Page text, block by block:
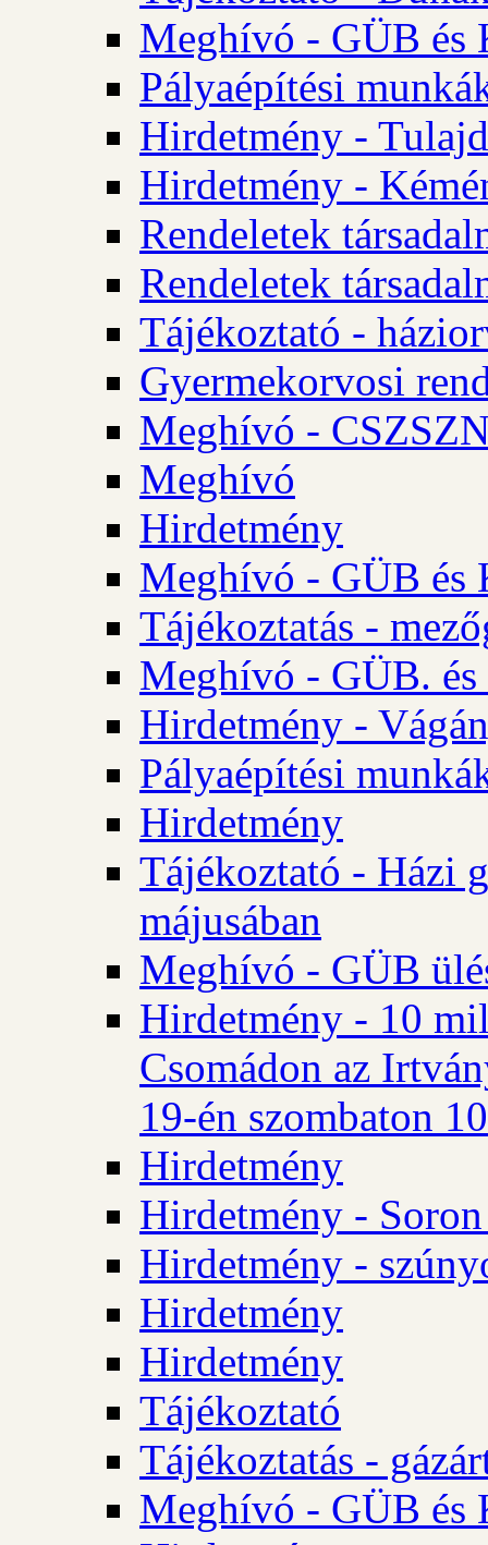
Meghívó - GÜB és
Pályaépítési
Hirdetmény -
Hirdetmény -
Rendeletek
Rendeletek
Tájékoztató -
Gyermekorvosi
Meghívó -
Meghívó
Hirdetmény
Meghívó - GÜB és
Tájékoztatás -
Meghívó - GÜB.
Hirdetmény -
Pályaépítési
Hirdetmény
Tájékoztató - Házi
májusában
Meghívó - GÜB
Hirdetmény - 10
Csomádon az
19-én szombaton
Hirdetmény
Hirdetmény -
Hirdetmény -
Hirdetmény
Hirdetmény
Tájékoztató
Tájékoztatás -
Meghívó - GÜB és